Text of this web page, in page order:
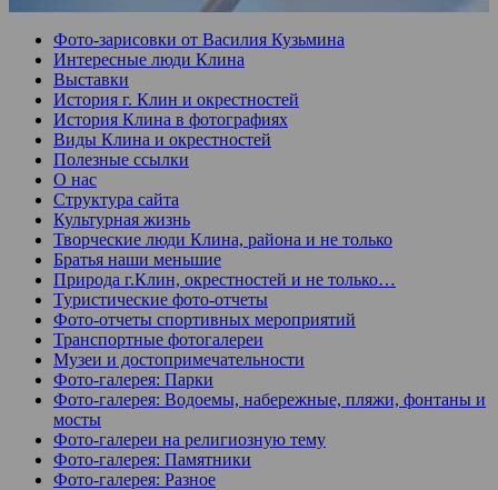
Фото-зарисовки от Василия Кузьмина
Интересные люди Клина
Выставки
История г. Клин и окрестностей
История Клина в фотографиях
Виды Клина и окрестностей
Полезные ссылки
О нас
Структура сайта
Культурная жизнь
Творческие люди Клина, района и не только
Братья наши меньшие
Природа г.Клин, окрестностей и не только…
Туристические фото-отчеты
Фото-отчеты спортивных мероприятий
Транспортные фотогалереи
Музеи и достопримечательности
Фото-галерея: Парки
Фото-галерея: Водоемы, набережные, пляжи, фонтаны и
мосты
Фото-галереи на религиозную тему
Фото-галерея: Памятники
Фото-галерея: Разное